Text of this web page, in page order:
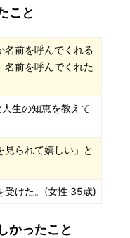
こと
名前を呼んでくれる
名前を呼んでくれた
生の知恵を教えて
られて嬉しい」と
受けた。(女性 35歳)
かったこと